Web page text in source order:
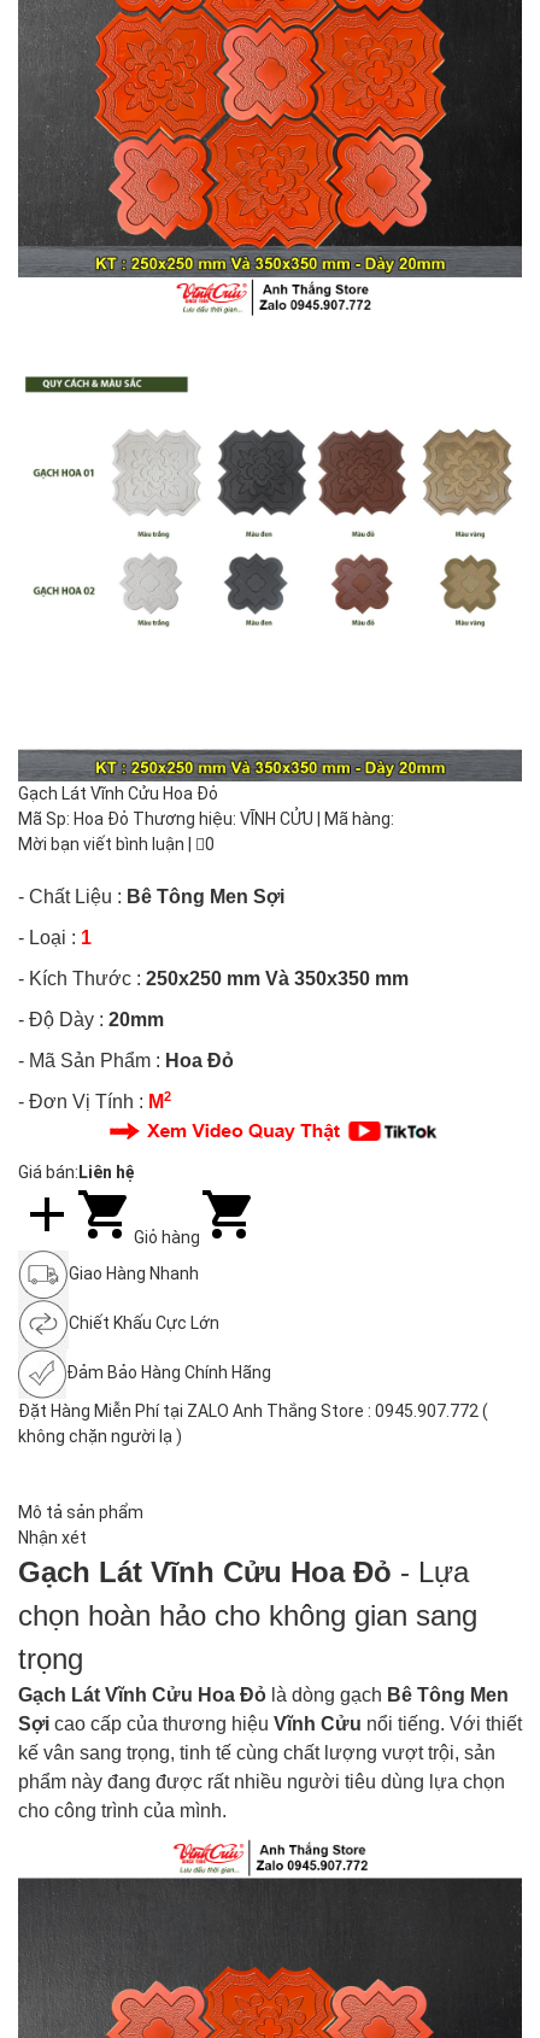
Gạch Lát Vĩnh Cửu Hoa Đỏ
Mã Sp: Hoa Đỏ Thương hiệu: VĨNH CỬU | Mã hàng:
Mời bạn viết bình luận
0
- Chất Liệu : Bê Tông Men Sợi
- Loại : 1
- Kích Thước : 250x250 mm Và 350x350 mm
- Độ Dày : 20mm
- Mã Sản Phẩm : Hoa Đỏ
- Đơn Vị Tính : M2
Giá bán: Liên hệ
Giỏ hàng
Giao Hàng Nhanh
Chiết Khấu Cực Lớn
Đảm Bảo Hàng Chính Hãng
Đặt Hàng Miễn Phí tại ZALO Anh Thắng Store : 0945.907.772 (
không chặn người lạ )
Mô tả sản phẩm
Nhận xét
Gạch Lát Vĩnh Cửu Hoa Đỏ - Lựa
chọn hoàn hảo cho không gian sang
trọng
Gạch Lát Vĩnh Cửu Hoa Đỏ là dòng gạch Bê Tông Men
Sợi cao cấp của thương hiệu Vĩnh Cửu nổi tiếng. Với thiết
kế vân sang trọng, tinh tế cùng chất lượng vượt trội, sản
phẩm này đang được rất nhiều người tiêu dùng lựa chọn
cho công trình của mình.